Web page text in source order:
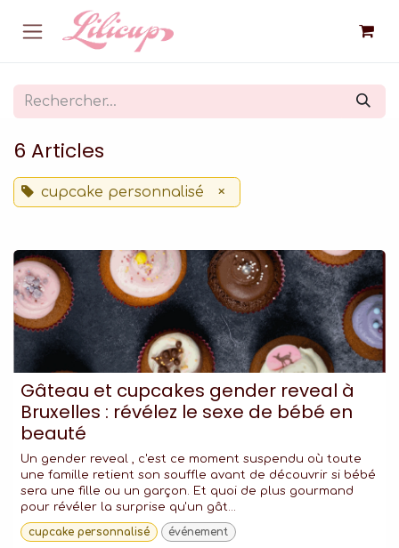
Se rendre au contenu
6 Articles
cupcake personnalisé ×
Gâteau et cupcakes gender reveal à
Bruxelles : révélez le sexe de bébé en
beauté
Un gender reveal , c'est ce moment suspendu où toute
une famille retient son souffle avant de découvrir si bébé
sera une fille ou un garçon. Et quoi de plus gourmand
pour révéler la surprise qu'un gât...
cupcake personnalisé événement